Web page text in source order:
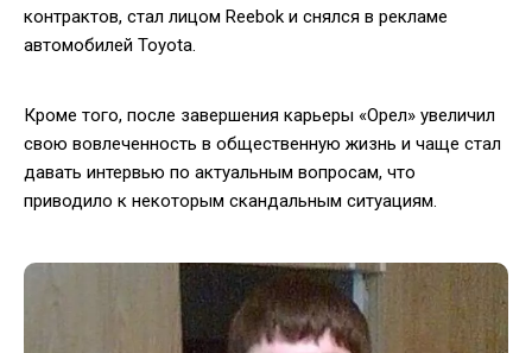
контрактов, стал лицом Reebok и снялся в рекламе
автомобилей Toyota.
Кроме того, после завершения карьеры «Орел» увеличил
свою вовлеченность в общественную жизнь и чаще стал
давать интервью по актуальным вопросам, что
приводило к некоторым скандальным ситуациям.